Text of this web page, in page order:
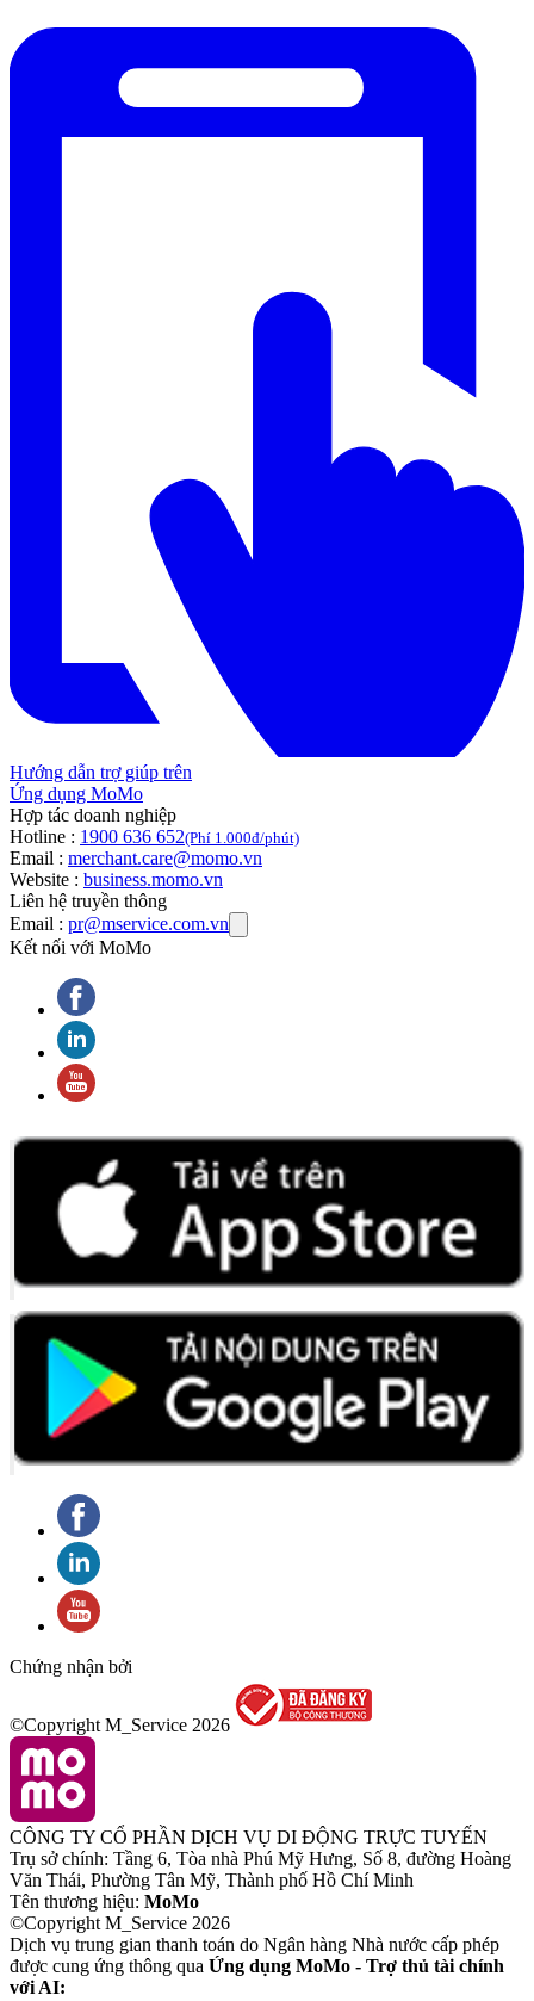
Hướng dẫn trợ giúp trên
Ứng dụng MoMo
Hợp tác doanh nghiệp
Hotline : 1900 636 652(Phí 1.000đ/phút)
Email : merchant.care@momo.vn
Website : business.momo.vn
Liên hệ truyền thông
Email : pr@mservice.com.vn
Kết nối với MoMo
Chứng nhận bởi
©Copyright M_Service 2026
CÔNG TY CỔ PHẦN DỊCH VỤ DI ĐỘNG TRỰC TUYẾN
Trụ sở chính: Tầng 6, Tòa nhà Phú Mỹ Hưng, Số 8, đường Hoàng
Văn Thái, Phường Tân Mỹ, Thành phố Hồ Chí Minh
Tên thương hiệu: MoMo
©Copyright M_Service 2026
Dịch vụ trung gian thanh toán do Ngân hàng Nhà nước cấp phép
được cung ứng thông qua Ứng dụng MoMo - Trợ thủ tài chính
với AI: